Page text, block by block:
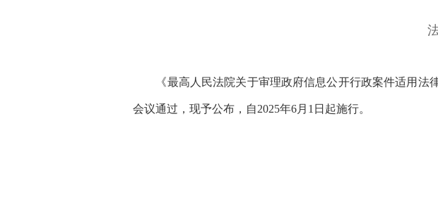
《最高人民法院关于审理政府信息公开行政案件适用法
会议通过，现予公布，自2025年6月1日起施行。